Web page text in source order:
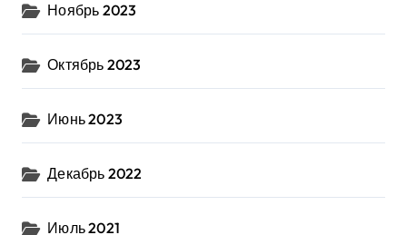
Ноябрь 2023
Октябрь 2023
Июнь 2023
Декабрь 2022
Июль 2021